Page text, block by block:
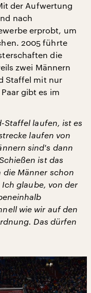
der Aufwertung
nach
erprobt, um
2005 führte
die
zwei Männern
Staffel mit nur
gibt es im
Staffel laufen, ist es
laufen von
sind's dann
ist das
Männer schon
glaube, von der
wie wir auf den
Das dürfen